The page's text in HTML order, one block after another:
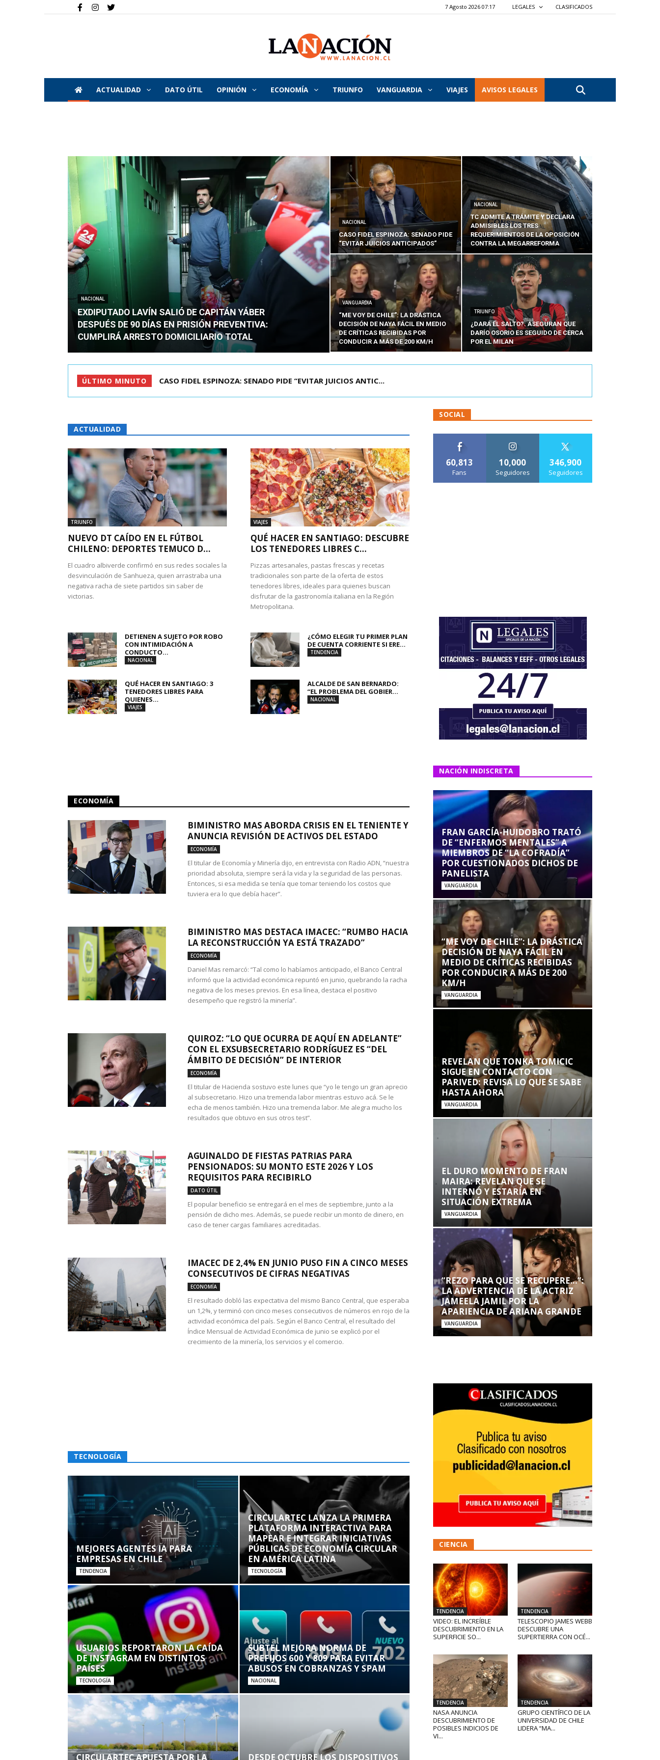
7 Agosto 2026 07:17 LEGALES CLASIFICADOS
La
Nación
ACTUALIDAD DATO ÚTIL OPINIÓN ECONOMÍA TRIUNFO VANGUARDIA VIAJES AVISOS LEGALES
NACIONAL
EXDIPUTADO LAVÍN SALIÓ DE CAPITÁN YÁBER
DESPUÉS DE 90 DÍAS EN PRISIÓN PREVENTIVA:
CUMPLIRÁ ARRESTO DOMICILIARIO TOTAL
NACIONAL
CASO FIDEL ESPINOZA: SENADO PIDE
“EVITAR JUICIOS ANTICIPADOS”
NACIONAL
TC ADMITE A TRÁMITE Y DECLARA
ADMISIBLES LOS TRES
REQUERIMIENTOS DE LA OPOSICIÓN
CONTRA LA MEGARREFORMA
VANGUARDIA
“ME VOY DE CHILE”: LA DRÁSTICA
DECISIÓN DE NAYA FÁCIL EN MEDIO
DE CRÍTICAS RECIBIDAS POR
CONDUCIR A MÁS DE 200 KM/H
TRIUNFO
¿DARÁ EL SALTO?: ASEGURAN QUE
DARÍO OSORIO ES SEGUIDO DE CERCA
POR EL MILAN
ÚLTIMO MINUTO TC ADMITE A TRÁMITE Y DECLARA ADMISIBLES LOS TRES REQU...
ACTUALIDAD
TRIUNFO
NUEVO DT CAÍDO EN EL FÚTBOL
CHILENO: DEPORTES TEMUCO D...
El cuadro albiverde confirmó en sus redes sociales la
desvinculación de Sanhueza, quien arrastraba una
negativa racha de siete partidos sin saber de
victorias.
VIAJES
QUÉ HACER EN SANTIAGO: DESCUBRE
LOS TENEDORES LIBRES C...
Pizzas artesanales, pastas frescas y recetas
tradicionales son parte de la oferta de estos
tenedores libres, ideales para quienes buscan
disfrutar de la gastronomía italiana en la Región
Metropolitana.
DETIENEN A SUJETO POR ROBO
CON INTIMIDACIÓN A
CONDUCTO...
NACIONAL
¿CÓMO ELEGIR TU PRIMER PLAN
DE CUENTA CORRIENTE SI ERE...
TENDENCIA
QUÉ HACER EN SANTIAGO: 3
TENEDORES LIBRES PARA
QUIENES...
VIAJES
ALCALDE DE SAN BERNARDO:
“EL PROBLEMA DEL GOBIER...
NACIONAL
ECONOMÍA
BIMINISTRO MAS ABORDA CRISIS EN EL TENIENTE Y
ANUNCIA REVISIÓN DE ACTIVOS DEL ESTADO
ECONOMÍA
El titular de Economía y Minería dijo, en entrevista con Radio ADN, “nuestra
prioridad absoluta, siempre será la vida y la seguridad de las personas.
Entonces, si esa medida se tenía que tomar teniendo los costos que
tuviera era lo que debía hacer”.
BIMINISTRO MAS DESTACA IMACEC: “RUMBO HACIA
LA RECONSTRUCCIÓN YA ESTÁ TRAZADO”
ECONOMÍA
Daniel Mas remarcó: “Tal como lo habíamos anticipado, el Banco Central
informó que la actividad económica repuntó en junio, quebrando la racha
negativa de los meses previos. En esa línea, destaca el positivo
desempeño que registró la minería”.
QUIROZ: “LO QUE OCURRA DE AQUÍ EN ADELANTE”
CON EL EXSUBSECRETARIO RODRÍGUEZ ES “DEL
ÁMBITO DE DECISIÓN” DE INTERIOR
ECONOMÍA
El titular de Hacienda sostuvo este lunes que “yo le tengo un gran aprecio
al subsecretario. Hizo una tremenda labor mientras estuvo acá. Se le
echa de menos también. Hizo una tremenda labor. Me alegra mucho los
resultados que obtuvo en sus otros test”.
AGUINALDO DE FIESTAS PATRIAS PARA
PENSIONADOS: SU MONTO ESTE 2026 Y LOS
REQUISITOS PARA RECIBIRLO
DATO ÚTIL
El popular beneficio se entregará en el mes de septiembre, junto a la
pensión de dicho mes. Además, se puede recibir un monto de dinero, en
caso de tener cargas familiares acreditadas.
IMACEC DE 2,4% EN JUNIO PUSO FIN A CINCO MESES
CONSECUTIVOS DE CIFRAS NEGATIVAS
ECONOMÍA
El resultado dobló las expectativa del mismo Banco Central, que esperaba
un 1,2%, y terminó con cinco meses consecutivos de números en rojo de la
actividad económica del país. Según el Banco Central, el resultado del
Índice Mensual de Actividad Económica de junio se explicó por el
crecimiento de la minería, los servicios y el comercio.
TECNOLOGÍA
MEJORES AGENTES IA PARA
EMPRESAS EN CHILE
TENDENCIA
CIRCULARTEC LANZA LA PRIMERA
PLATAFORMA INTERACTIVA PARA
MAPEAR E INTEGRAR INICIATIVAS
PÚBLICAS DE ECONOMÍA CIRCULAR
EN AMÉRICA LATINA
TECNOLOGÍA
USUARIOS REPORTARON LA CAÍDA
DE INSTAGRAM EN DISTINTOS
PAÍSES
TECNOLOGÍA
SUBTEL MEJORA NORMA DE
PREFIJOS 600 Y 809 PARA EVITAR
ABUSOS EN COBRANZAS Y SPAM
NACIONAL
CIRCULARTEC APUESTA POR LA DESDE OCTUBRE LOS DISPOSITIVOS
SOCIAL
60,813
Fans
10,000
Seguidores
346,900
Seguidores
NACIÓN INDISCRETA
FRAN GARCÍA-HUIDOBRO TRATÓ
DE “ENFERMOS MENTALES” A
MIEMBROS DE “LA COFRADÍA”
POR CUESTIONADOS DICHOS DE
PANELISTA
VANGUARDIA
“ME VOY DE CHILE”: LA DRÁSTICA
DECISIÓN DE NAYA FÁCIL EN
MEDIO DE CRÍTICAS RECIBIDAS
POR CONDUCIR A MÁS DE 200
KM/H
VANGUARDIA
REVELAN QUE TONKA TOMICIC
SIGUE EN CONTACTO CON
PARIVED: REVISA LO QUE SE SABE
HASTA AHORA
VANGUARDIA
EL DURO MOMENTO DE FRAN
MAIRA: REVELAN QUE SE
INTERNÓ Y ESTARÍA EN
SITUACIÓN EXTREMA
VANGUARDIA
“REZO PARA QUE SE RECUPERE…”:
LA ADVERTENCIA DE LA ACTRIZ
JAMEELA JAMIL POR LA
APARIENCIA DE ARIANA GRANDE
VANGUARDIA
CIENCIA
TENDENCIA
VIDEO: EL INCREÍBLE
DESCUBRIMIENTO EN LA
SUPERFICIE SO...
TENDENCIA
TELESCOPIO JAMES WEBB
DESCUBRE UNA
SUPERTIERRA CON OCÉ...
TENDENCIA
NASA ANUNCIA
DESCUBRIMIENTO DE
POSIBLES INDICIOS DE
VI...
TENDENCIA
GRUPO CIENTÍFICO DE LA
UNIVERSIDAD DE CHILE
LIDERA “MA...